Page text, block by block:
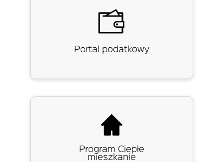
Portal podatkowy
Program Ciepłe
mieszkanie